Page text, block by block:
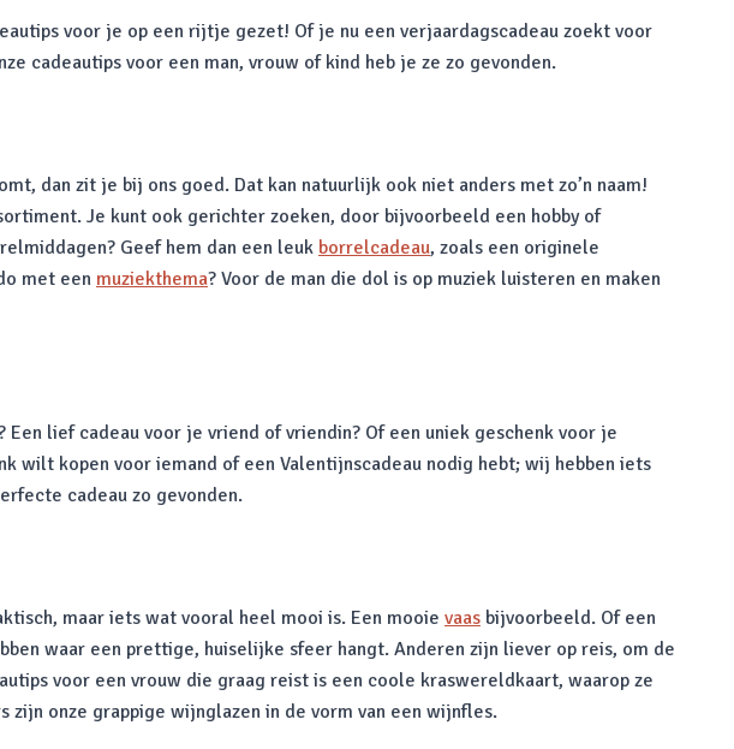
voor je op een rijtje gezet! Of je nu een verjaardagscadeau zoekt voor
cadeautips voor een man, vrouw of kind heb je ze zo gevonden.
dan zit je bij ons goed. Dat kan natuurlijk ook niet anders met zo’n naam!
Je kunt ook gerichter zoeken, door bijvoorbeeld een hobby of
Geef hem dan een leuk borrelcadeau, zoals een originele
met een muziekthema? Voor de man die dol is op muziek luisteren en maken
lief cadeau voor je vriend of vriendin? Of een uniek geschenk voor je
wilt kopen voor iemand of een Valentijnscadeau nodig hebt; wij hebben iets
cadeau zo gevonden.
maar iets wat vooral heel mooi is. Een mooie vaas bijvoorbeeld. Of een
waar een prettige, huiselijke sfeer hangt. Anderen zijn liever op reis, om de
voor een vrouw die graag reist is een coole kraswereldkaart, waarop ze
zijn onze grappige wijnglazen in de vorm van een wijnfles.